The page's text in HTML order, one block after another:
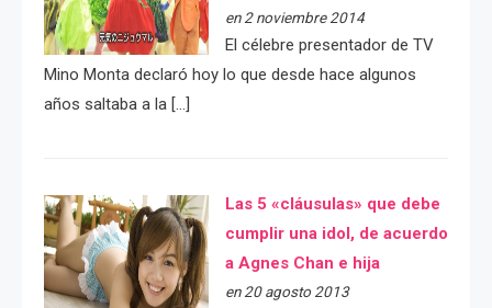
en 2 noviembre 2014
El célebre presentador de TV
Mino Monta declaró hoy lo que desde hace algunos
años saltaba a la […]
Las 5 «cláusulas» que debe
cumplir una idol, de acuerdo
a Agnes Chan e hija
en 20 agosto 2013